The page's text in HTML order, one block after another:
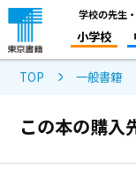
学校の先生
小学校
TOP 一般書籍
この本の購入